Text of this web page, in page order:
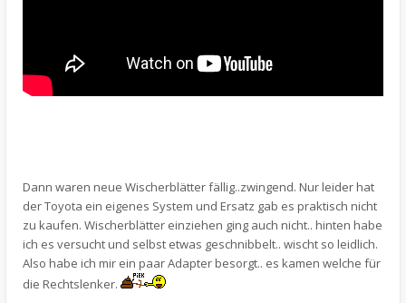
Dann waren neue Wischerblätter fällig..zwingend. Nur leider hat
der Toyota ein eigenes System und Ersatz gab es praktisch nicht
zu kaufen. Wischerblätter einziehen ging auch nicht.. hinten habe
ich es versucht und selbst etwas geschnibbelt.. wischt so leidlich.
Also habe ich mir ein paar Adapter besorgt.. es kamen welche für
die Rechtslenker.